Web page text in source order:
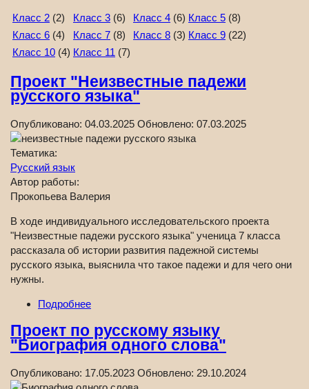
Класс 2 (2) Класс 3 (6) Класс 4 (6) Класс 5 (8)
Класс 6 (4) Класс 7 (8) Класс 8 (3) Класс 9 (22)
Класс 10 (4) Класс 11 (7)
Проект "Неизвестные падежи
русского языка"
Опубликовано: 04.03.2025 Обновлено: 07.03.2025
Тематика:
Русский язык
Автор работы:
Прокопьева Валерия
В ходе индивидуального исследовательского проекта
"Неизвестные падежи русского языка" ученица 7 класса
рассказала об истории развития падежной системы
русского языка, выяснила что такое падежи и для чего они
нужны.
Подробнее
Проект по русскому языку
"Биография одного слова"
Опубликовано: 17.05.2023 Обновлено: 29.10.2024